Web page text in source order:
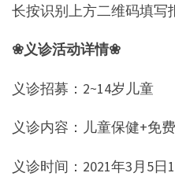
长按识别上方二维码填写
❀义诊活动详情❀
义诊招募：2~14岁儿童
义诊内容：儿童保健+免
义诊时间：2021年3月5日